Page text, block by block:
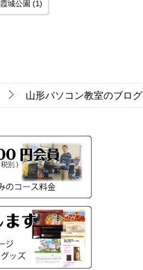
霞城公園 (1)
山形パソコン教室のブログ